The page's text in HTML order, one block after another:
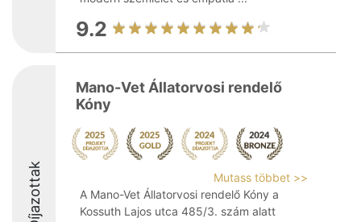
9.2
Díjazottak
Mano-Vet Állatorvosi rendelő
Kóny
Mutass többet >>
A Mano-Vet Állatorvosi rendelő Kóny a
Kossuth Lajos utca 485/3. szám alatt